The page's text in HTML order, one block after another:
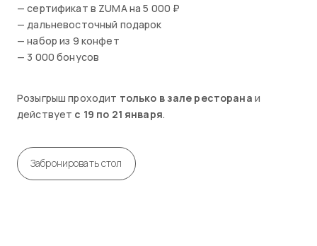
— сертификат в ZUMA на 5 000 ₽
— дальневосточный подарок
— набор из 9 конфет
— 3 000 бонусов
Розыгрыш проходит только в зале ресторана и
действует с 19 по 21 января.
Забронировать стол